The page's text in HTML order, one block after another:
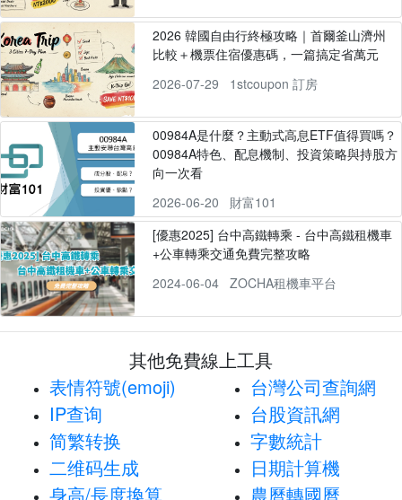
2026 韓國自由行終極攻略｜首爾釜山濟州
比較＋機票住宿優惠碼，一篇搞定省萬元
2026-07-29
1stcoupon 訂房
00984A是什麼？主動式高息ETF值得買嗎？
00984A特色、配息機制、投資策略與持股方
向一次看
2026-06-20
財富101
[優惠2025] 台中高鐵轉乘 - 台中高鐵租機車
+公車轉乘交通免費完整攻略
2024-06-04
ZOCHA租機車平台
其他免費線上工具
表情符號(emoji)
IP查询
简繁转换
二维码生成
身高/長度換算
台灣公司查詢網
台股資訊網
字數統計
日期計算機
農曆轉國曆